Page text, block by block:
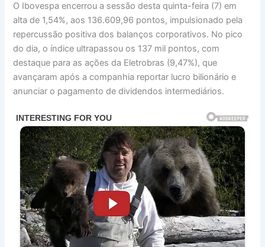
O Ibovespa encerrou a sessão desta quinta-feira (7) em
alta de 1,54%, aos 136.609,96 pontos, impulsionado pela
repercussão positiva dos balanços corporativos. No pico
do dia, o índice ultrapassou os 137 mil pontos, com
destaque para as ações da Eletrobras (9,47%), que
avançaram após a companhia reportar lucro bilionário e
anunciar o pagamento de dividendos intermediários.